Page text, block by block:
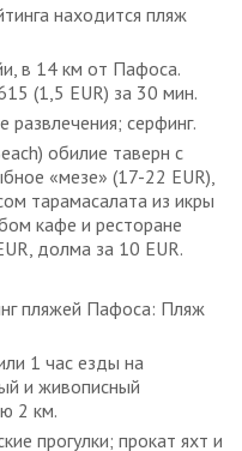
находится пляж
в 14 км от Пафоса.
(1,5 EUR) за 30 мин.
развлечения; серфинг.
обилие таверн с
«мезе» (17-22 EUR),
тарамасалата из икры
кафе и ресторане
долма за 10 EUR.
пляжей Пафоса: Пляж
1 час езды на
и живописный
2 км.
прогулки; прокат яхт и